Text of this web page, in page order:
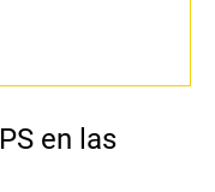
en las